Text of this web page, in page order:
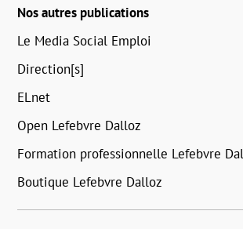
Nos autres publications
Le Media Social Emploi
Direction[s]
ELnet
Open Lefebvre Dalloz
Formation professionnelle Lefebvre
Boutique Lefebvre Dalloz